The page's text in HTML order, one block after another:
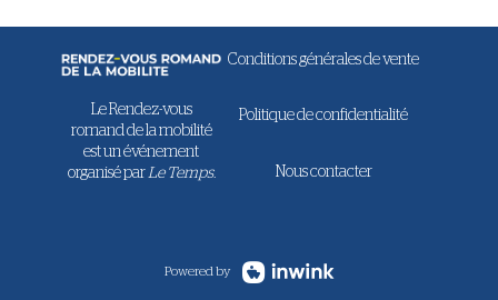
Le Rendez-vous
romand de la mobilité
est un événement
organisé parLe Temps.
Conditions générales de vente
Politique de confidentialité
Nous contacter
Powered by